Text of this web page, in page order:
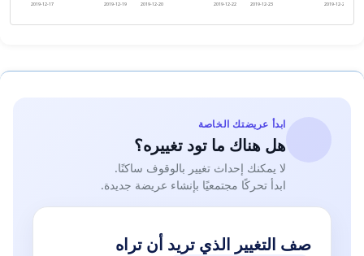
2019-12-17 2019-12-19 2019-12-20 2019-12-22 2019-12-23 2019-12-25
ابدأ عريضتك الخاصة
هل هناك ما تود تغييره؟
لا يمكنك إحداث تغيير بالوقوف ساكنًا.
ابدأ تحركًا مجتمعيًا بإنشاء عريضة جديدة.
صف التغيير الذي تريد أن تراه